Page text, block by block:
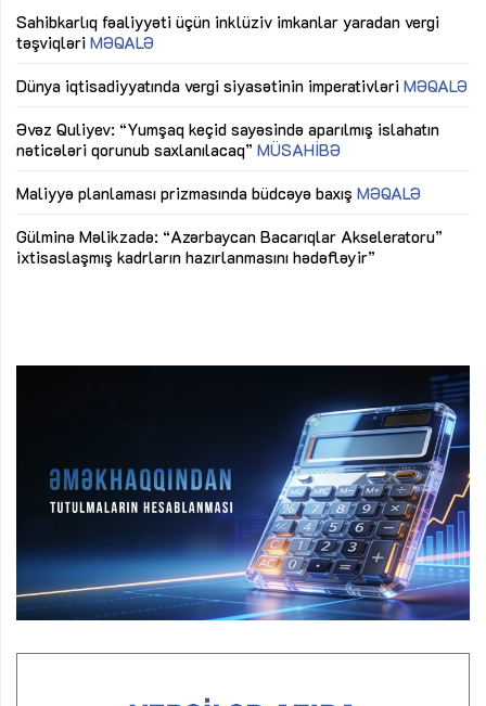
Sahibkarlıq fəaliyyəti üçün inklüziv imkanlar yaradan vergi
təşviqləri MƏQALƏ
Dünya iqtisadiyyatında vergi siyasətinin imperativləri MƏQALƏ
Əvəz Quliyev: “Yumşaq keçid sayəsində aparılmış islahatın
nəticələri qorunub saxlanılacaq” MÜSAHİBƏ
Maliyyə planlaması prizmasında büdcəyə baxış MƏQALƏ
Gülminə Məlikzadə: “Azərbaycan Bacarıqlar Akseleratoru”
ixtisaslaşmış kadrların hazırlanmasını hədəfləyir”